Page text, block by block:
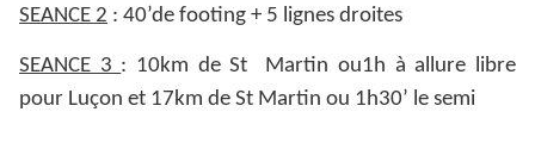
SEANCE 2 : 40’de footing + 5 lignes droites
SEANCE 3 : 10km de St Martin ou1h à allure libre
pour Luçon et 17km de St Martin ou 1h30’ le semi